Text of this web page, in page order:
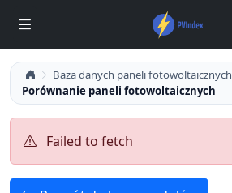
Baza danych paneli fotowoltaicznych
Porównanie paneli fotowoltaicznych
Failed to fetch